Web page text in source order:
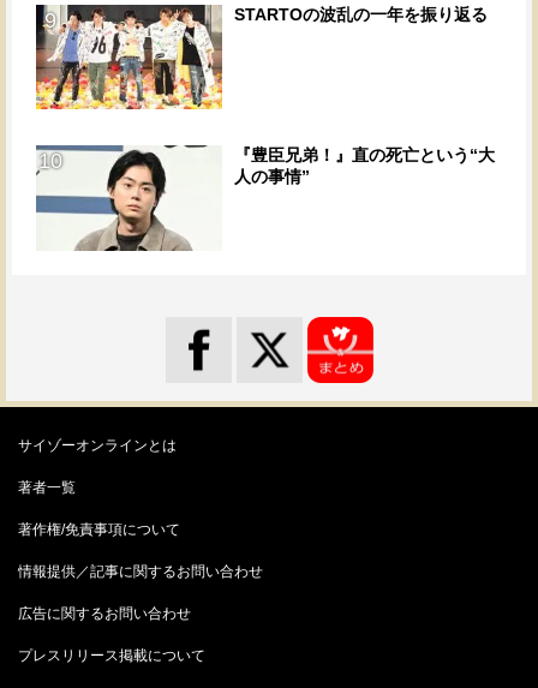
9 STARTOの波乱の一年を振り返る
10
『豊臣兄弟！』直の死亡という“大
人の事情”
サイゾーオンラインとは
著者一覧
著作権/免責事項について
情報提供／記事に関するお問い合わせ
広告に関するお問い合わせ
プレスリリース掲載について